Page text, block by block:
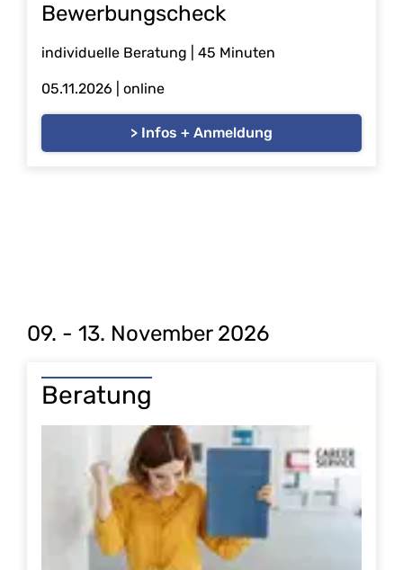
Bewerbungscheck
individuelle Beratung | 45 Minuten
05.11.2026 | online
> Infos + Anmeldung
09. - 13. November 2026
Beratung